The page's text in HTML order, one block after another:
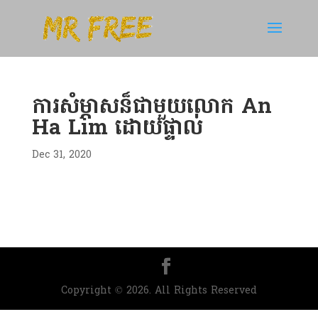
ការសំម្ភាសន៏ជាមួយលោក An
Ha Lim ដោយផ្ទាល់
Dec 31, 2020
Copyright © 2026. All Rights Reserved